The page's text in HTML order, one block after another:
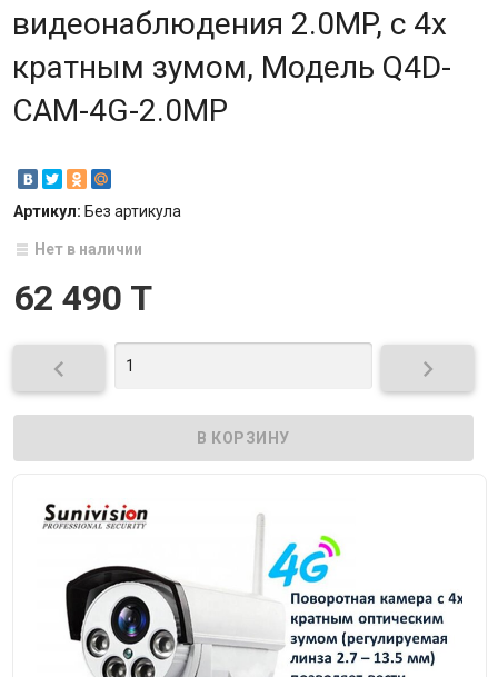
видеонаблюдения 2.0MP, с 4х
кратным зумом, Модель Q4D-
CAM-4G-2.0MP
Артикул: Без артикула
Нет в наличии
62 490 T
 